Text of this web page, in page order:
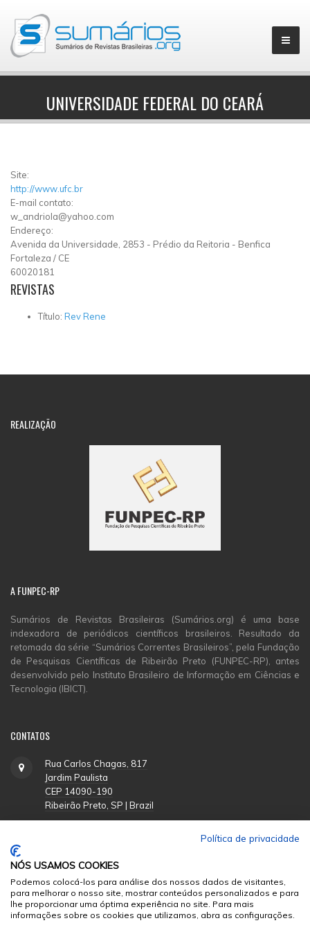
▼
UNIVERSIDADE FEDERAL DO CEARÁ
Site:
http://www.ufc.br
E-mail contato:
w_andriola@yahoo.com
Endereço:
Avenida da Universidade, 2853 - Prédio da Reitoria - Benfica
Fortaleza / CE
60020181
REVISTAS
Título: Rev Rene
REALIZAÇÃO
AFUNPEC-RP
Sumários de Revistas Brasileiras (Sumários.org) é uma base
indexadora de periódicos científicos brasileiros. Resultado da
retomada da série “Sumários Correntes Brasileiros”, pela Fundação
de Pesquisas Científicas de Ribeirão Preto (FUNPEC-RP), antes
desenvolvido pelo Instituto Brasileiro de Informação em Ciências e
Tecnologia (IBICT).
CONTATOS
Rua Carlos Chagas, 817
Jardim Paulista
CEP 14090-190
Ribeirão Preto, SP | Brazil
Política de privacidade
NÓS USAMOS COOKIES
Podemos colocá-los para análise dos nossos dados de visitantes,
para melhorar o nosso site, mostrar conteúdos personalizados e para
lhe proporcionar uma óptima experiência no site. Para mais
informações sobre os cookies que utilizamos, abra as configurações.